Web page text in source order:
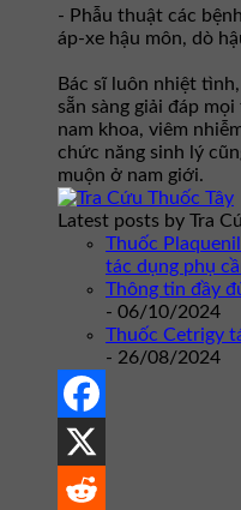
- Phẫu thuật các
áp-xe hậu môn, dò
Bác sĩ luôn nhiệt
sẵn sàng giải đáp
nam khoa, viêm
chức năng sinh lý
muộn ở nam giới.
Latest posts by Tra
Thuốc
tác dụng phụ
Thông tin đầy
- 06/10/2024
Thuốc Cetrigy
- 26/08/2024